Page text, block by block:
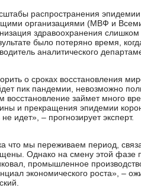
распространения
организациями (МВФ и
здравоохранения
было потеряно время,
аналитического
о сроках восстановления
пик пандемии, невозможно
восстановление займет много
и прекращения эпидемии
не идет», – прогнозирует эксперт.
что мы переживаем период,
Однако на смену этой фазе
промышленное
экономического роста», –